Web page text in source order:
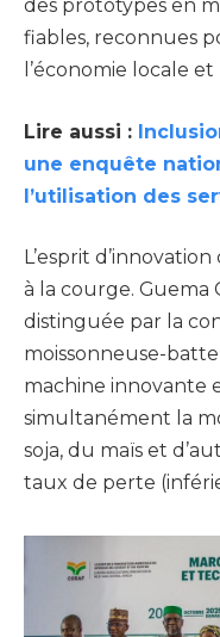
des prototypes en
fiables, reconnues
l’économie locale
Lire aussi :
une enquête
l’utilisation des
L’esprit
à la courge. Guema
distinguée par la
moissonneuse-
machine innovante
simultanément la
soja, du maïs et
taux de perte